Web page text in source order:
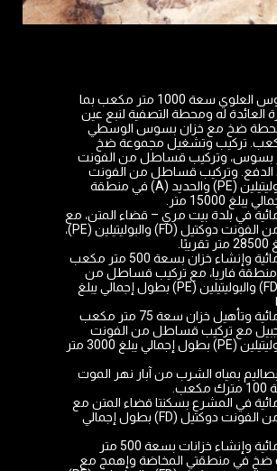
• إنشاء خزان بسوس العلوي سعة 1000 متر مكعب بما
العائدة له ومحطة التصفية لنبع عين
محطة ضخ مع خزان بسوس الوسطي
متر مكعب. تركيب وتشغيل مجموعة ضخ
بسوس، وتركيب قساطل من الفونت
الدفع. وتركيب قساطل من الفونت
دوكتيل (FD) والبوليتيلين (PE) والحديد (A) في منطقة
15000 متر.
في بلدة بيت مري – قضاء المتن، مع
تركيب قساطل من الفونت دوكتيل (FD) والبوليتيلين (PE)،
• تنفيذ تمديدات مائية وإنشاء خزان بسعة 500 متر مكعب
فاريا، مع تركيب قساطل من
الفونت دوكتيل (FD) والبوليتيلين (PE) بطول إجمالي يبلغ
• تنفيذ تمديدات مائية وتأهيل خزان سعة 75 متر مكعب
مع تركيب قساطل من الفونت
دوكتيل (FD) والبوليتيلين (PE) بطول إجمالي يبلغ 3000 متر
بمياه الشرب من آبار نهر الموت
في المشرع بسكنتا قضاء المتن مع
تركيب قساطل من الفونت دوكتيل (FD) بطول إجمالي
• تنفيذ تمديدات مائية وإنشاء خزانات بسعة 500 متر
في منطقتي المخاضة وإهمج مع